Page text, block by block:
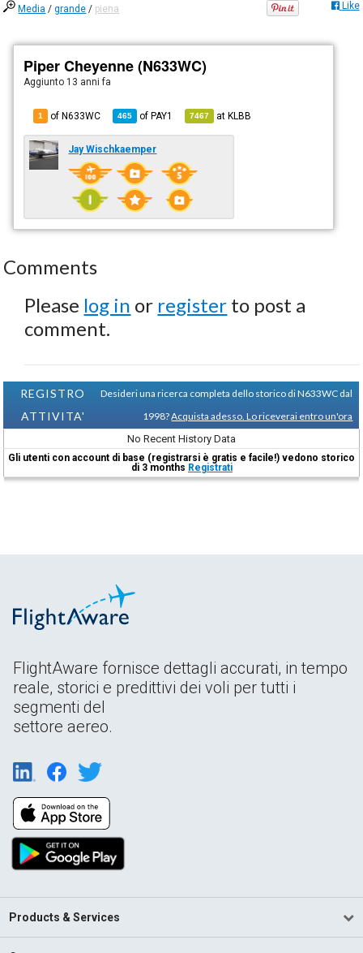
Media /grande / piena Like
Piper Cheyenne (N633WC)
Aggiunto 13 anni fa
1 of N633WC 465 ofPAY1 7467 atKLBB
Jay Wischkaemper
Comments
Please log in or register to post a
comment.
REGISTRO
ATTIVITA'
Desideri una ricerca completa dello storico di N633WC dal
1998?Acquista adesso. Lo riceverai entro un'ora
No Recent History Data
Gli utenti con account di base (registrarsi è gratis e facile!) vedono storico
di 3 months Registrati
FlightAware fornisce dettagli accurati, in tempo
reale, storici e predittivi dei voli per tutti i
segmenti del
settore aereo.
Products & Services